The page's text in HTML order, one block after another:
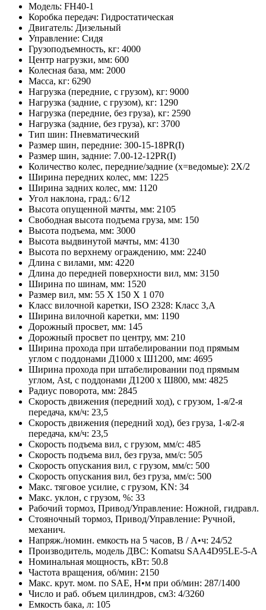
Модель: FH40-1
Коробка передач: Гидростатическая
Двигатель: Дизельный
Управление: Сидя
Грузоподъемность, кг: 4000
Центр нагрузки, мм: 600
Колесная база, мм: 2000
Масса, кг: 6290
Нагрузка (передние, с грузом), кг: 9000
Нагрузка (задние, с грузом), кг: 1290
Нагрузка (передние, без груза), кг: 2590
Нагрузка (задние, без груза), кг: 3700
Тип шин: Пневматический
Размер шин, передние: 300-15-18PR(I)
Размер шин, задние: 7.00-12-12PR(I)
Количество колес, передние/задние (x=ведомые): 2Х/2
Ширина передних колес, мм: 1225
Ширина задних колес, мм: 1120
Угол наклона, град.: 6/12
Высота опущенной мачты, мм: 2105
Свободная высота подъема груза, мм: 150
Высота подъема, мм: 3000
Высота выдвинутой мачты, мм: 4130
Высота по верхнему ограждению, мм: 2240
Длина с вилами, мм: 4220
Длина до передней поверхности вил, мм: 3150
Ширина по шинам, мм: 1520
Размер вил, мм: 55 X 150 X 1 070
Класс вилочной каретки, ISO 2328: Класс 3,A
Ширина вилочной каретки, мм: 1190
Дорожный просвет, мм: 145
Дорожный просвет по центру, мм: 210
Ширина прохода при штабелировании под прямым
углом с поддонами Д1000 х Ш1200, мм: 4695
Ширина прохода при штабелировании под прямым
углом, Ast, с поддонами Д1200 x Ш800, мм: 4825
Радиус поворота, мм: 2845
Скорость движения (передний ход), с грузом, 1-я/2-я
передача, км/ч: 23,5
Скорость движения (передний ход), без груза, 1-я/2-я
передача, км/ч: 23,5
Скорость подъема вил, с грузом, мм/с: 485
Скорость подъема вил, без груза, мм/с: 505
Скорость опускания вил, с грузом, мм/с: 500
Скорость опускания вил, без груза, мм/с: 500
Макс. тяговое усилие, с грузом, KN: 34
Макс. уклон, с грузом, %: 33
Рабочий тормоз, Привод/Управление: Ножной, гидравл.
Стояночный тормоз, Привод/Управление: Ручной,
механич.
Напряж./номин. емкость на 5 часов, В / А•ч: 24/52
Производитель, модель ДВС: Komatsu SAA4D95LE-5-A
Номинальная мощность, кВт: 50.8
Частота вращения, об/мин: 2150
Макс. крут. мом. пo SAE, Н•м при об/мин: 287/1400
Число и раб. объем цилиндров, см3: 4/3260
Емкость бака, л: 105